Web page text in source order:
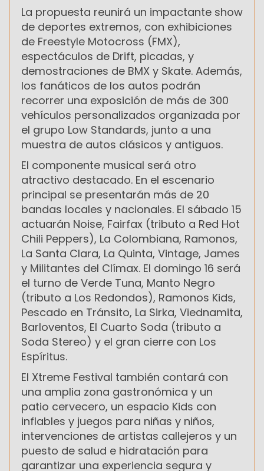
La propuesta reunirá un impactante show
de deportes extremos, con exhibiciones
de Freestyle Motocross (FMX),
espectáculos de Drift, picadas, y
demostraciones de BMX y Skate. Además,
los fanáticos de los autos podrán
recorrer una exposición de más de 300
vehículos personalizados organizada por
el grupo Low Standards, junto a una
muestra de autos clásicos y antiguos.
El componente musical será otro
atractivo destacado. En el escenario
principal se presentarán más de 20
bandas locales y nacionales. El sábado 15
actuarán Noise, Fairfax (tributo a Red Hot
Chili Peppers), La Colombiana, Ramonos,
La Santa Clara, La Quinta, Vintage, James
y Militantes del Clímax. El domingo 16 será
el turno de Verde Tuna, Manto Negro
(tributo a Los Redondos), Ramonos Kids,
Pescado en Tránsito, La Sirka, Viednamita,
Barloventos, El Cuarto Soda (tributo a
Soda Stereo) y el gran cierre con Los
Espíritus.
El Xtreme Festival también contará con
una amplia zona gastronómica y un
patio cervecero, un espacio Kids con
inflables y juegos para niñas y niños,
intervenciones de artistas callejeros y un
puesto de salud e hidratación para
garantizar una experiencia segura y